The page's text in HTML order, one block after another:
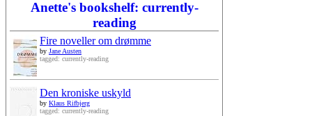
Anette's bookshelf: currently-
reading
Fire noveller om drømme
by Jane Austen
tagged: currently-reading
Den kroniske uskyld
by Klaus Rifbjerg
tagged: currently-reading